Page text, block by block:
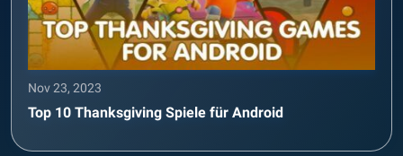
Nov 23, 2023
Top 10 Thanksgiving Spiele für Android